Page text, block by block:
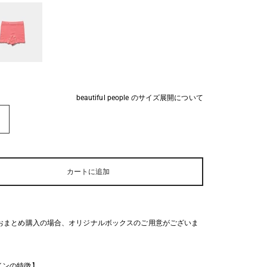
beautiful people のサイズ展開について
カートに追加
とめ購入の場合、オリジナルボックスのご用意がございま